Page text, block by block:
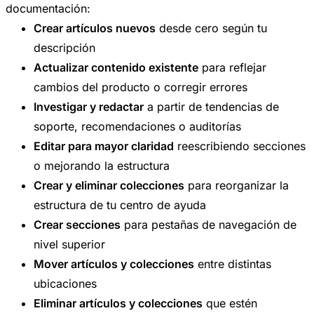
documentación:
Crear artículos nuevos desde cero según tu
descripción
Actualizar contenido existente para reflejar
cambios del producto o corregir errores
Investigar y redactar a partir de tendencias de
soporte, recomendaciones o auditorías
Editar para mayor claridad reescribiendo secciones
o mejorando la estructura
Crear y eliminar colecciones para reorganizar la
estructura de tu centro de ayuda
Crear secciones para pestañas de navegación de
nivel superior
Mover artículos y colecciones entre distintas
ubicaciones
Eliminar artículos y colecciones que estén